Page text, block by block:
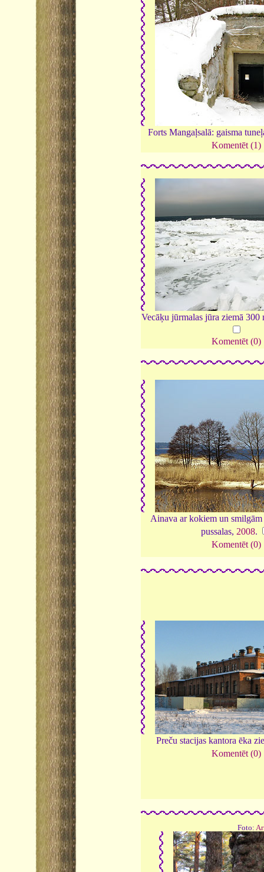
Forts Mangaļsalā: gaisma
Komentēt (1)
Vecāķu jūrmalas jūra ziemā 300
Komentēt (0)
Ainava ar kokiem un
pussalas, 2008.
Komentēt (0)
Preču stacijas kantora ēka
Komentēt (0)
Foto: